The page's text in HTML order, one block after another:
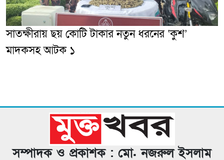
সাতক্ষীরায় ছয় কোটি টাকার নতুন ধরনের ‘কুশ’
মাদকসহ আটক ১
সম্পাদক ও প্রকাশক : মো. নজরুল ইসলাম